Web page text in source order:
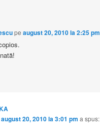
peaugust 20, 2010 la 2:25 pm
august 20, 2010 la 3:01 pm a spus: